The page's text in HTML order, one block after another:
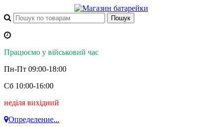
Працюємо у військовий час
Пн-Пт 09:00-18:00
Сб 10:00-16:00
неділя вихідний
Определение...